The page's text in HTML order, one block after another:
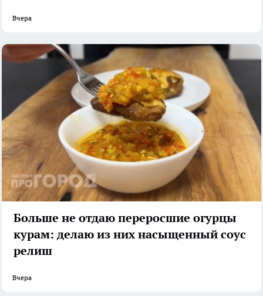
Вчера
Больше не отдаю переросшие огурцы
курам: делаю из них насыщенный соус
релиш
Вчера